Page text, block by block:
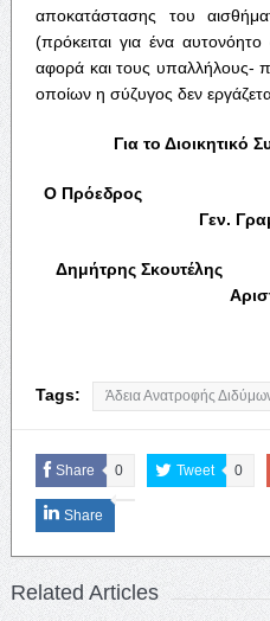
αποκατάστασης του
(πρόκειται για ένα
αφορά και τους υπαλλήλους-
οποίων η σύζυγος δεν
Για το Διοικητικό
Ο
Γεν.
Δημήτρης
Tags: Άδεια Ανατροφής
Share 0 Tweet 0
Share
Related Articles